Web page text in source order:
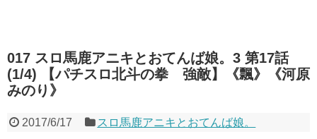
017 スロ馬鹿アニキとおてんば娘。3 第17話
(1/4) 【パチスロ北斗の拳 強敵】《飄》《河原
みのり》
2017/6/17 スロ馬鹿アニキとおてんば娘。